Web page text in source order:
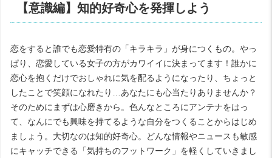
【意識編】知的好奇心を発揮しよう
恋をすると誰でも恋愛特有の「キラキラ」が身につくもの。やっ
ぱり、恋愛している女子の方がカワイイに決まってます！誰かに
恋心を抱くだけでおしゃれに気を配るようになったり、ちょっと
したことで笑顔になれたり…あなたにも心当たりありませんか？
そのためにまずは心磨きから。色んなところにアンテナをはっ
て、なんにでも興味を持てるような自分をつくることからはじめ
ましょう。大切なのは知的好奇心。どんな情報やニュースも敏感
にキャッチできる「気持ちのフットワーク」を軽くしていきまし